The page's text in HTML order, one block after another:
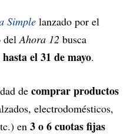
Simple lanzado por el
delAhora 12 busca
el 31 de mayo.
de comprar productos
electrodomésticos,
en 3 o 6 cuotas fijas